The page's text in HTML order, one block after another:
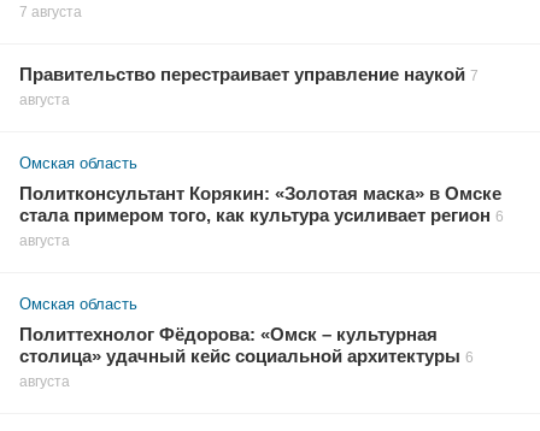
7 августа
Правительство перестраивает управление наукой 7
августа
Омская область
Политконсультант Корякин: «Золотая маска» в Омске
стала примером того, как культура усиливает регион 6
августа
Омская область
Политтехнолог Фёдорова: «Омск – культурная
столица» удачный кейс социальной архитектуры 6
августа